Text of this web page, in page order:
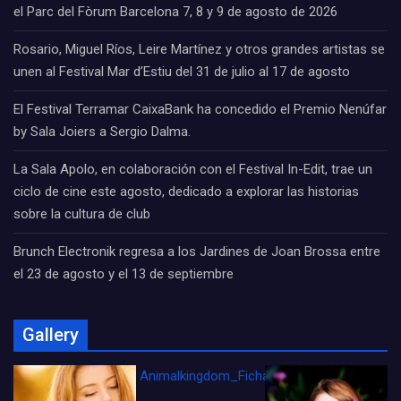
el Parc del Fòrum Barcelona 7, 8 y 9 de agosto de 2026
Rosario, Miguel Ríos, Leire Martínez y otros grandes artistas se
unen al Festival Mar d’Estiu del 31 de julio al 17 de agosto
El Festival Terramar CaixaBank ha concedido el Premio Nenúfar
by Sala Joiers a Sergio Dalma.
La Sala Apolo, en colaboración con el Festival In-Edit, trae un
ciclo de cine este agosto, dedicado a explorar las historias
sobre la cultura de club
Brunch Electronik regresa a los Jardines de Joan Brossa entre
el 23 de agosto y el 13 de septiembre
Gallery
Animalkingdom_FichaCine